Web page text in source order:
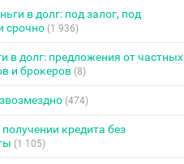
в долг: под залог, под
срочно(1 936)
в долг: предложения от частных
и брокеров(8)
(474)
кредита без
(1 105)